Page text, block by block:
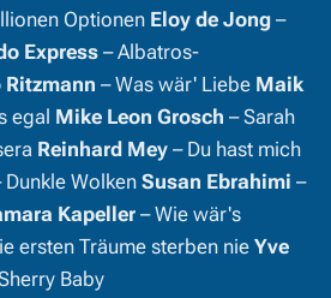
Optionen Eloy de Jong –
Express– Albatros-
Ritzmann – Was wär' Liebe Maik
egal Mike Leon Grosch – Sarah
Reinhard Mey – Du hast mich
Dunkle WolkenSusan Ebrahimi –
Kapeller – Wie wär's
ersten Träume sterben nieYve
Baby